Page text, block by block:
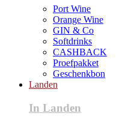
Port Wine
Orange Wine
GIN & Co
Softdrinks
CASHBACK
Proefpakket
Geschenkbon
Landen
In Landen